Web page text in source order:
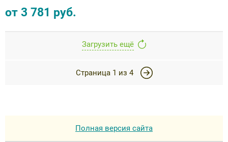
от 3 781 руб.
Загрузить ещё
Страница 1 из 4
Полная версия сайта